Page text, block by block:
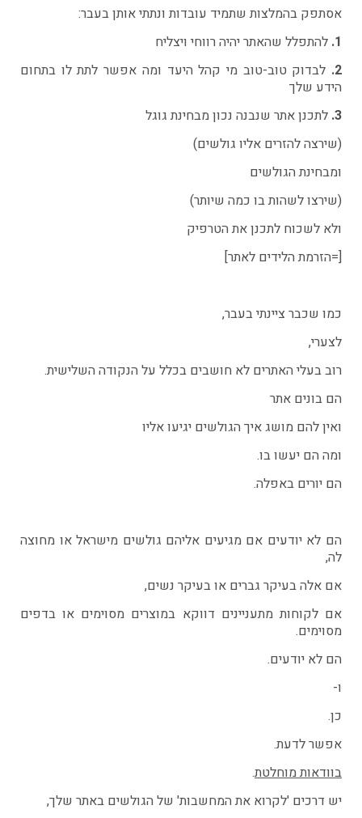
אסתפק בהמלצות שתמיד עובדות ונתתי אותן בעבר:
1. להתפלל שהאתר יהיה רווחי ויצליח
2. לבדוק טוב-טוב מי קהל היעד ומה אפשר לתת לו בתחום
הידע שלך
3. לתכנן אתר שנבנה נכון מבחינת גוגל
(שירצה להזרים אליו גולשים)
ומבחינת הגולשים
(שירצו לשהות בו כמה שיותר)
ולא לשכוח לתכנן את הטרפיק
[=הזרמת הלידים לאתר]
כמו שכבר ציינתי בעבר,
לצערי,
רוב בעלי האתרים לא חושבים בכלל על הנקודה השלישית.
הם בונים אתר
ואין להם מושג איך הגולשים יגיעו אליו
ומה הם יעשו בו.
הם יורים באפלה.
הם לא יודעים אם מגיעים אליהם גולשים מישראל או מחוצה
לה,
אם אלה בעיקר גברים או בעיקר נשים,
אם לקוחות מתעניינים דווקא במוצרים מסוימים או בדפים
מסוימים.
הם לא יודעים.
ו-
כן.
אפשר לדעת.
בוודאות מוחלטת.
יש דרכים 'לקרוא את המחשבות' של הגולשים באתר שלך,